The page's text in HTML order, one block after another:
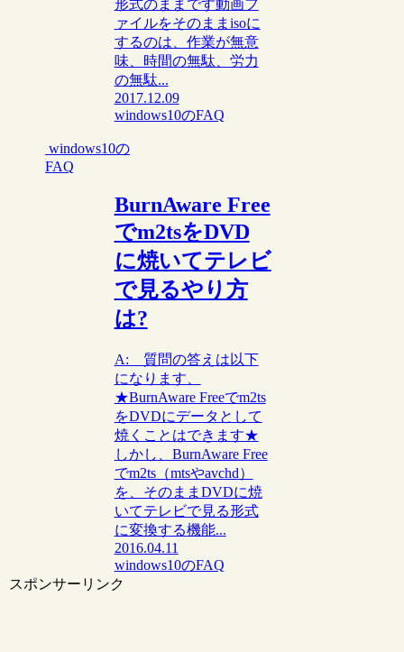
形式のままです動画フ
ァイルをそのままisoに
するのは、作業が無意
味、時間の無駄、労力
の無駄...
2017.12.09
windows10のFAQ
windows10の
FAQ
BurnAware Free
でm2tsをDVD
に焼いてテレビ
で見るやり方
は?
A: 質問の答えは以下
になります、
★BurnAware Freeでm2ts
をDVDにデータとして
焼くことはできます★
しかし、BurnAware Free
でm2ts（mtsやavchd）
を、そのままDVDに焼
いてテレビで見る形式
に変換する機能...
2016.04.11
windows10のFAQ
スポンサーリンク